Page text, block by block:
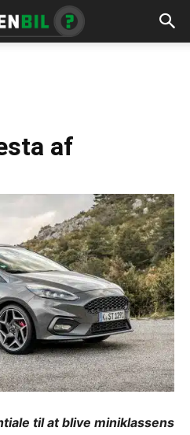
af
til at blive miniklassens